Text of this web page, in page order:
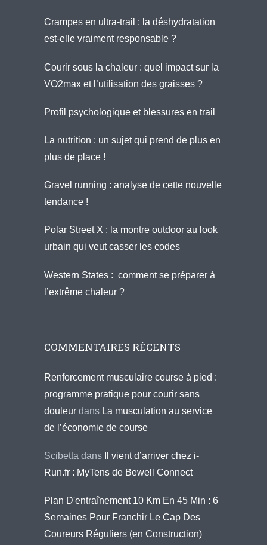
Crampes en ultra-trail : la déshydratation
est-elle vraiment responsable ?
Courir sous la chaleur : quel impact sur la
VO2max et l’utilisation des graisses ?
Profil psychologique et blessures en trail
La nutrition : un sujet qui prend de plus en
plus de place !
Gravel running : analyse de cette nouvelle
tendance !
Polar Street X : la montre outdoor au look
urbain qui veut casser les codes
Western States : comment se préparer à
l’extrême chaleur ?
COMMENTAIRES RÉCENTS
Renforcement musculaire course à pied :
programme pratique pour courir sans
douleur dans La musculation au service
de l’économie de course
Scibetta dans
Il vient d’arriver chez i-
Run.fr : MyTens de Bewell Connect
Plan D'entraînement 10 Km En 45 Min : 6
Semaines Pour Franchir Le Cap Des
Coureurs Réguliers (en Construction)